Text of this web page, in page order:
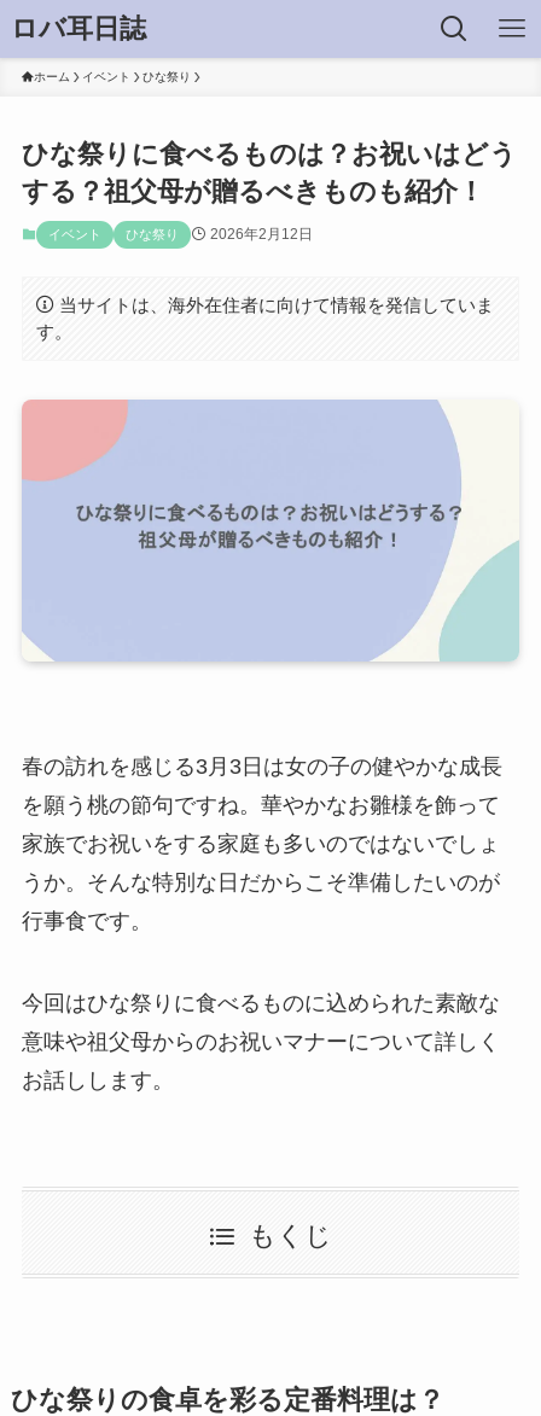
ロバ耳日誌
ホーム イベント ひな祭り
ひな祭りに食べるものは？お祝いはどう
する？祖父母が贈るべきものも紹介！
イベント ひな祭り 2026年2月12日
当サイトは、海外在住者に向けて情報を発信していま
す。
春の訪れを感じる3月3日は女の子の健やかな成長
を願う桃の節句ですね。華やかなお雛様を飾って
家族でお祝いをする家庭も多いのではないでしょ
うか。そんな特別な日だからこそ準備したいのが
行事食です。
今回はひな祭りに食べるものに込められた素敵な
意味や祖父母からのお祝いマナーについて詳しく
お話しします。
もくじ
ひな祭りの食卓を彩る定番料理は？